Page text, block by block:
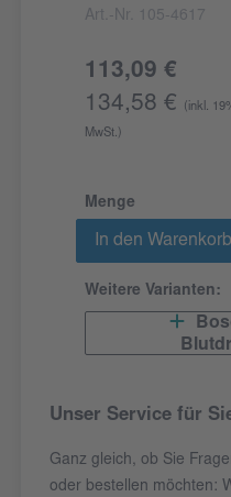
Art.-Nr. 105-4617
113,09 €
134,58 €
(inkl.
MwSt.)
Menge
In den Warenkorb
Weitere Varianten:
Unser Service für
Ganz gleich, ob Sie
oder bestellen möchten: